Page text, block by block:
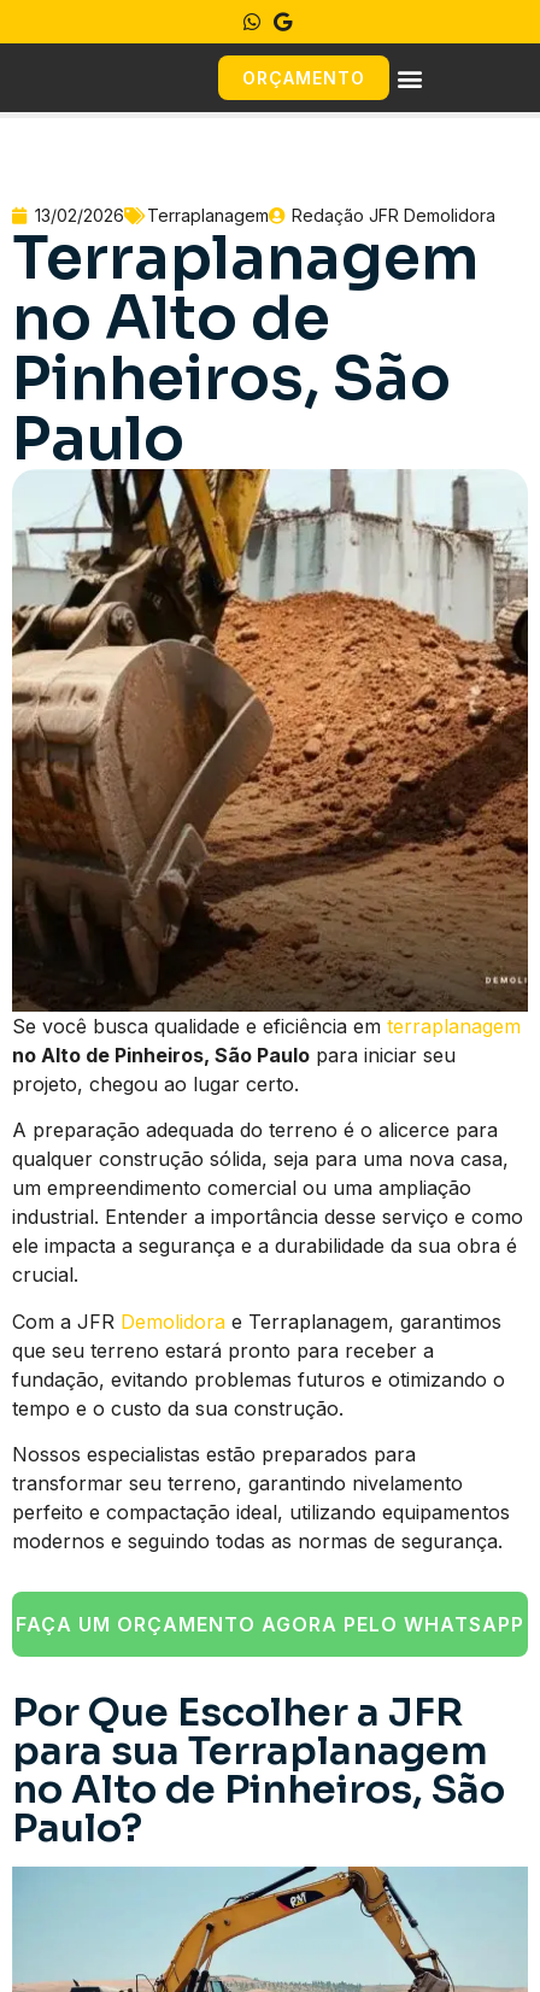
ORÇAMENTO
13/02/2026 Terraplanagem Redação JFR Demolidora
Terraplanagem
no Alto de
Pinheiros, São
Paulo
Se você busca qualidade e eficiência em terraplanagem
no Alto de Pinheiros, São Paulo para iniciar seu
projeto, chegou ao lugar certo.
A preparação adequada do terreno é o alicerce para
qualquer construção sólida, seja para uma nova casa,
um empreendimento comercial ou uma ampliação
industrial. Entender a importância desse serviço e como
ele impacta a segurança e a durabilidade da sua obra é
crucial.
Com a JFR Demolidora e Terraplanagem, garantimos
que seu terreno estará pronto para receber a
fundação, evitando problemas futuros e otimizando o
tempo e o custo da sua construção.
Nossos especialistas estão preparados para
transformar seu terreno, garantindo nivelamento
perfeito e compactação ideal, utilizando equipamentos
modernos e seguindo todas as normas de segurança.
FAÇA UM ORÇAMENTO AGORA PELO WHATSAPP
Por Que Escolher a JFR
para sua Terraplanagem
no Alto de Pinheiros, São
Paulo?